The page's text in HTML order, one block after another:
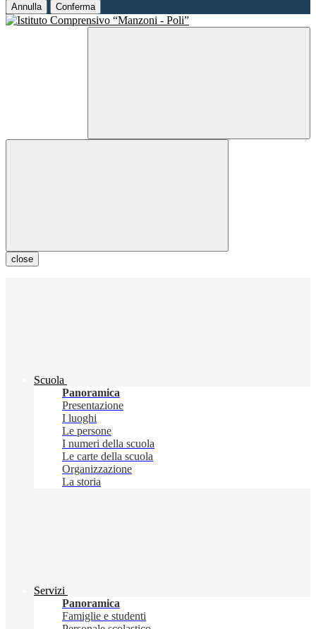
Annulla Conferma
close
Scuola
Panoramica
Presentazione
I luoghi
Le persone
I numeri della scuola
Le carte della scuola
Organizzazione
La storia
Servizi
Panoramica
Famiglie e studenti